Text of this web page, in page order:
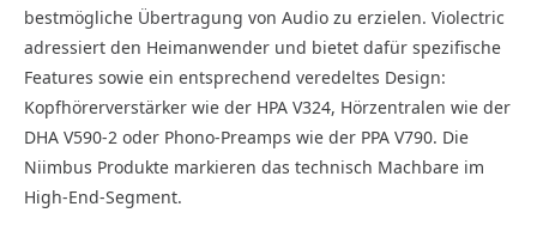
bestmögliche Übertragung von Audio zu erzielen. Violectric
adressiert den Heimanwender und bietet dafür spezifische
Features sowie ein entsprechend veredeltes Design:
Kopfhörerverstärker wie der HPA V324, Hörzentralen wie der
DHA V590-2 oder Phono-Preamps wie der PPA V790. Die
Niimbus Produkte markieren das technisch Machbare im
High-End-Segment.